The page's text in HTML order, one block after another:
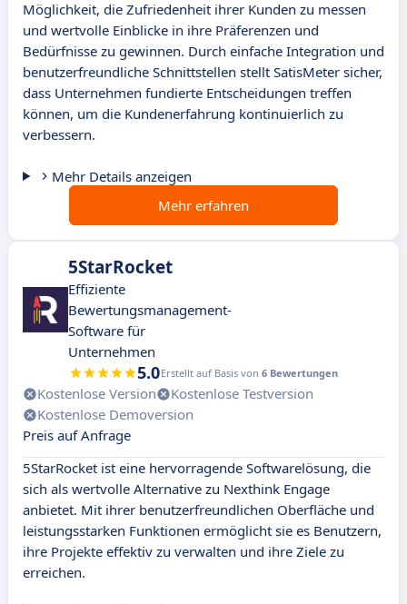
Möglichkeit, die Zufriedenheit ihrer Kunden zu messen
und wertvolle Einblicke in ihre Präferenzen und
Bedürfnisse zu gewinnen. Durch einfache Integration und
benutzerfreundliche Schnittstellen stellt SatisMeter sicher,
dass Unternehmen fundierte Entscheidungen treffen
können, um die Kundenerfahrung kontinuierlich zu
verbessern.
Mehr Details anzeigen
Mehr erfahren
5StarRocket
Effiziente
Bewertungsmanagement-
Software für
Unternehmen
5.0Erstellt auf Basis von 6 Bewertungen
Kostenlose Version
Kostenlose Testversion
Kostenlose Demoversion
Preis auf Anfrage
5StarRocket ist eine hervorragende Softwarelösung, die
sich als wertvolle Alternative zu Nexthink Engage
anbietet. Mit ihrer benutzerfreundlichen Oberfläche und
leistungsstarken Funktionen ermöglicht sie es Benutzern,
ihre Projekte effektiv zu verwalten und ihre Ziele zu
erreichen.